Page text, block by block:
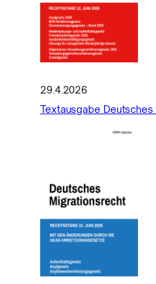
29.4.2026
Textausgabe